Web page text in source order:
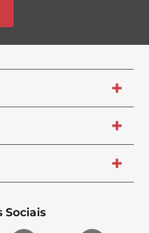
+
+
+
Sociais